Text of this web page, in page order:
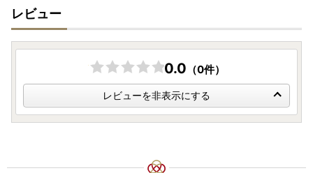
お届けまで通常よりお時間をいただく場合がございますの
で、何卒ご理解賜りますようお願い申し上げます。
レビュー
0.0 （0件）
レビューを非表示にする